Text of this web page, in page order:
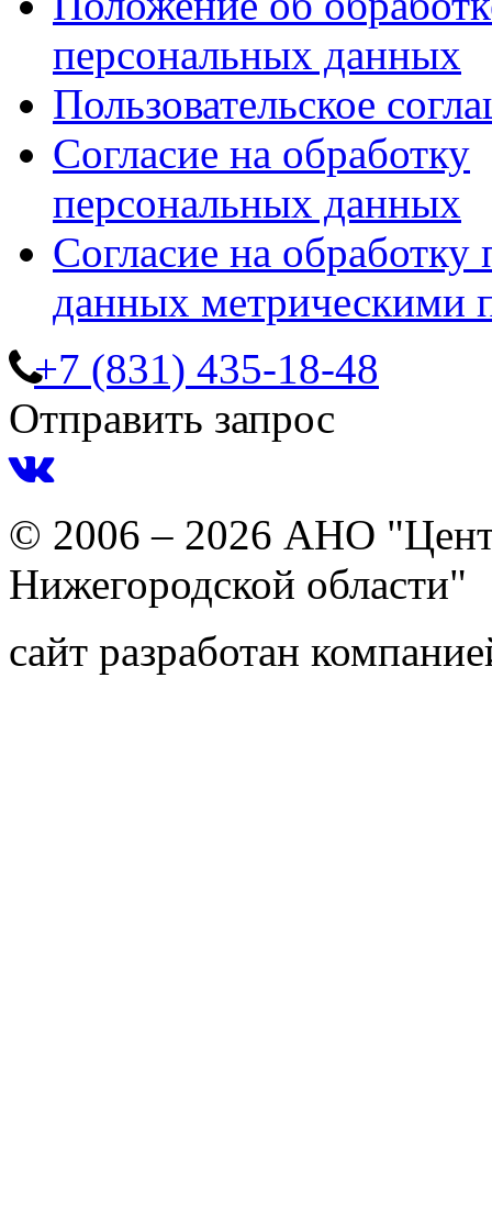
персональных данных
Пользовательское
Согласие на обработку
персональных данных
Согласие на обработку
данных метрическими
+7 (831) 435-18-48
Отправить запрос
© 2006 – 2026 АНО
Нижегородской области"
сайт разработан